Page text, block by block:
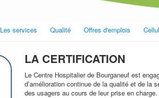
Les services Qualité Offres d'emplois
LA CERTIFICATION
Le Centre Hospitalier de Bourganeuf est
d’amélioration continue de la qualité et de
des usagers au cours de leur prise en charge.